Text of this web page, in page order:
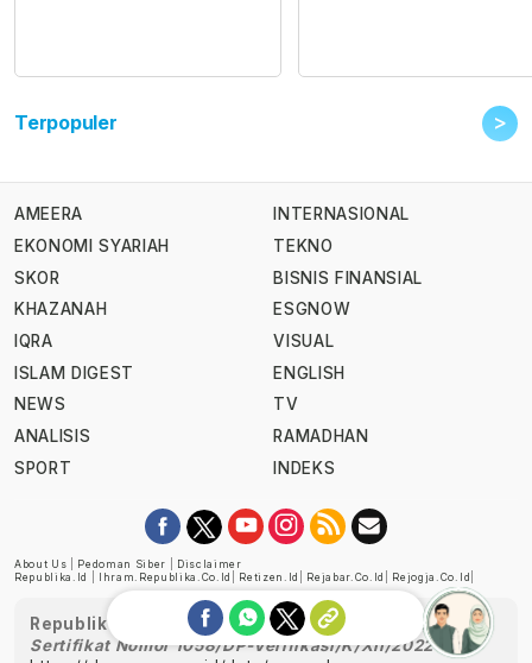
Terpopuler >
AMEERA
EKONOMI SYARIAH
SKOR
KHAZANAH
IQRA
ISLAM DIGEST
NEWS
ANALISIS
SPORT
INTERNASIONAL
TEKNO
BISNIS FINANSIAL
ESGNOW
VISUAL
ENGLISH
TV
RAMADHAN
INDEKS
About Us Pedoman Siber
Disclaimer
Republika.id
Ihram.republika.co.id Retizen.id Rejabar.co.id Rejogja.co.id
Republika telah diverifikasi oleh Dewan Pers
Sertifikat Nomor 1058/DP-Verifikasi/K/XII/2022